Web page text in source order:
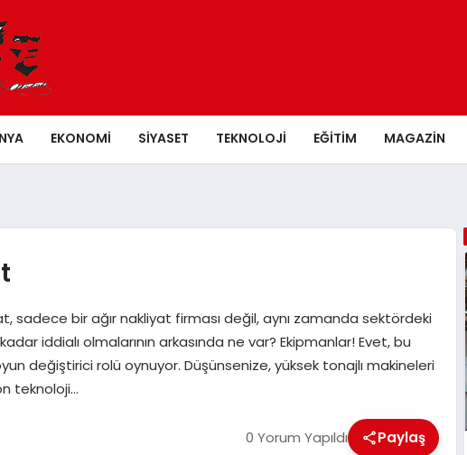
EKONOMI SIYASET TEKNOLOJI EĞITIM MAGAZIN
sadece bir ağır nakliyat firması değil, aynı zamanda sektördeki
iddialı olmalarının arkasında ne var? Ekipmanlar! Evet, bu
değiştirici rolü oynuyor. Düşünsenize, yüksek tonajlı makineleri
teknoloji…
0 Yorum Yapıldı Paylaş